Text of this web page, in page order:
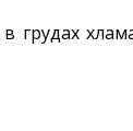
грудах